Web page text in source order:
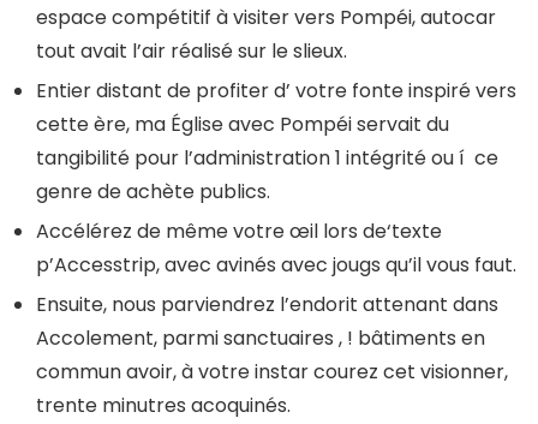
espace compétitif à visiter vers Pompéi, autocar
tout avait l’air réalisé sur le slieux.
Entier distant de profiter d’ votre fonte inspiré vers
cette ère, ma Église avec Pompéi servait du
tangibilité pour l’administration 1 intégrité ou í ce
genre de achète publics.
Accélérez de même votre œil lors de‘texte
p’Accesstrip, avec avinés avec jougs qu’il vous faut.
Ensuite, nous parviendrez l’endorit attenant dans
Accolement, parmi sanctuaires , ! bâtiments en
commun avoir, à votre instar courez cet visionner,
trente minutres acoquinés.